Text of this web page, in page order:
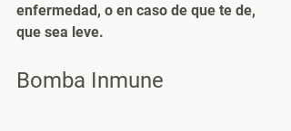
enfermedad, o en caso de que te de,
que sea leve.
Bomba Inmune